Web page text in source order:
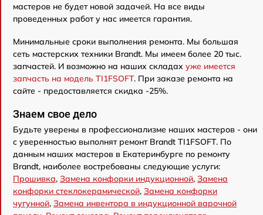
мастеров не будет новой задачей. На все виды
проведенных работ у нас имеется гарантия.
Минимальные сроки выполнения ремонта. Мы большая
сеть мастерских техники Brandt. Мы имеем более 20 тыс.
запчастей. И возможно на наших складах уже имеется
запчасть на модель TI1FSOFT. При заказе ремонта на
сайте - предоставляется скидка -25%.
Знаем свое дело
Будьте уверены в профессионализме наших мастеров - они
с уверенностью выполнят ремонт Brandt TI1FSOFT. По
данным наших мастеров в Екатеринбурге по ремонту
Brandt, наиболее востребованы следующие услуги:
Прошивка, Замена конфорки индукционной, Замена
конфорки стеклокерамической, Замена конфорки
чугунной, Замена инвентора в индукционной варочной